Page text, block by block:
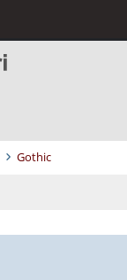
Gothic